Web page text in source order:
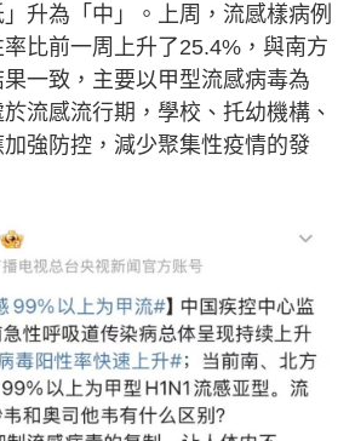
升為「中」。上周，流感樣病例
比前一周上升了25.4%，與南方
一致，主要以甲型流感病毒為
流感流行期，學校、托幼機構、
強防控，減少聚集性疫情的發